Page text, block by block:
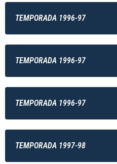
TEMPORADA 1996-97
TEMPORADA 1996-97
TEMPORADA 1996-97
TEMPORADA 1997-98